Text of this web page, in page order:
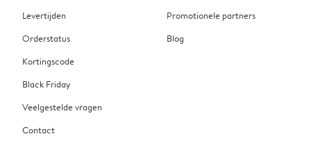
Levertijden
Orderstatus
Kortingscode
Black Friday
Veelgestelde vragen
Contact
Promotionele partners
Blog